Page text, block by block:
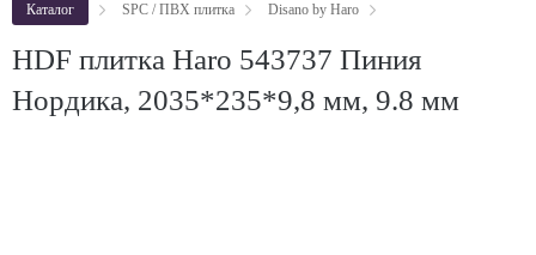
Каталог SPC / ПВХ плитка Disano by Haro
HDF плитка Haro 543737 Пиния
Нордика, 2035*235*9,8 мм, 9.8 мм